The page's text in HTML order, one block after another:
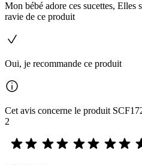
Mon bébé adore ces sucettes, Elles
ravie de ce produit
Oui, je recommande ce produit
Cet avis concerne le produit
2